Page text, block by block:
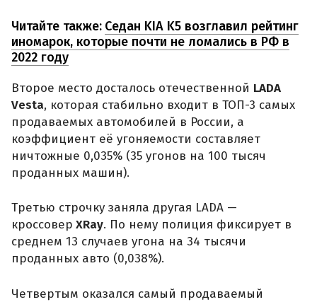
Читайте также: Седан KIA K5 возглавил рейтинг
иномарок, которые почти не ломались в РФ в
2022 году
Второе место досталось отечественной LADA
Vesta, которая стабильно входит в ТОП-3 самых
продаваемых автомобилей в России, а
коэффициент её угоняемости составляет
ничтожные 0,035% (35 угонов на 100 тысяч
проданных машин).
Третью строчку заняла другая LADA —
кроссовер XRay. По нему полиция фиксирует в
среднем 13 случаев угона на 34 тысячи
проданных авто (0,038%).
Четвертым оказался самый продаваемый